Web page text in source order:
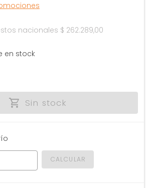
nacionales $ 262.289,00
en stock
Sin stock
CALCULAR